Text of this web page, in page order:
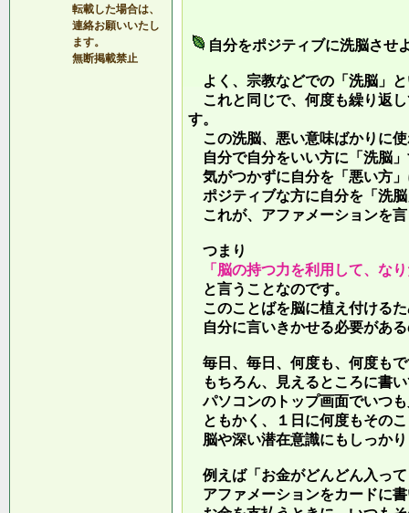
転載した場合は、
連絡お願いいたし
ます。
無断掲載禁止
自分をポジティブに洗脳させ
よく、宗教などでの「洗脳」
これと同じで、何度も繰り返
す。
この洗脳、悪い意味ばかりに
自分で自分をいい方に「洗脳
気がつかずに自分を「悪い方
ポジティブな方に自分を「洗
これが、アファメーションを
つまり
「脳の持つ力を利用して、な
と言うことなのです。
このことばを脳に植え付ける
自分に言いきかせる必要があ
毎日、毎日、何度も、何度も
もちろん、見えるところに書
パソコンのトップ画面でいつ
ともかく、１日に何度もその
脳や深い潜在意識にもしっか
例えば「お金がどんどん入っ
アファメーションをカードに